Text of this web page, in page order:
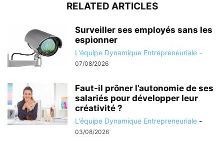
RELATED ARTICLES
Surveiller ses employés sans les
espionner
L'équipe Dynamique Entrepreneuriale -
07/08/2026
Faut-il prôner l’autonomie de ses
salariés pour développer leur
créativité ?
L'équipe Dynamique Entrepreneuriale -
03/08/2026